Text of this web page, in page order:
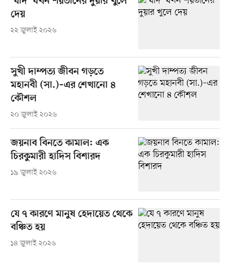
দেয়
২২ জুলাই ২০২৬
সুখী দাম্পত্য জীবন গড়তে
মহানবী (সা.)–এর শেখানো ৪
কৌশল
২০ জুলাই ২০২৬
জয়নাব বিনতে কামাল: এক
চিরকুমারী হাদিস বিশারদ
১৯ জুলাই ২০২৬
যে ৭ কারণে মানুষ হেদায়েত থেকে
বঞ্চিত হয়
১৪ জুলাই ২০২৬